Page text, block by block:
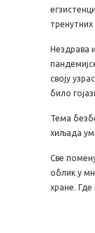
Нездрава
своју
било
Тема
хиљада
Све
облик у
хране.